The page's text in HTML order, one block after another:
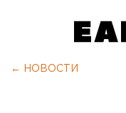
← НОВОСТИ